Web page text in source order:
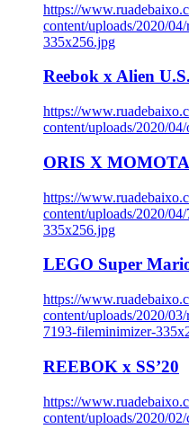
https://
content/uploads/2020/
335x256.jpg
Reebok x Alien
https://
content/uploads/2020/
ORIS X
https://
content/uploads/2020/
335x256.jpg
LEGO Super
https://
content/uploads/2020/
7193-fileminimizer-
REEBOK x SS’20
https://
content/uploads/2020/